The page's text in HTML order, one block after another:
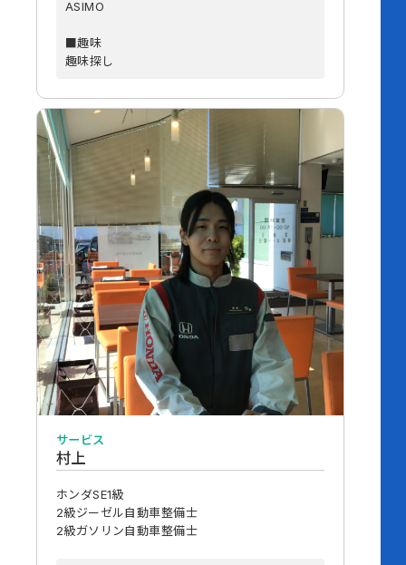
ASIMO
■趣味
趣味探し
サービス
村上
ホンダSE1級
2級ジーゼル自動車整備士
2級ガソリン自動車整備士